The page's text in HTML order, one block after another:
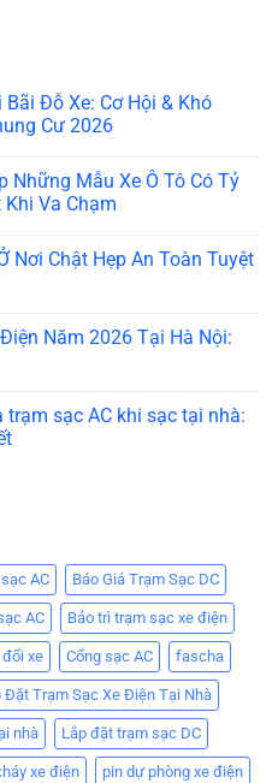
Đỗ Xe: Cơ Hội & Khó
Cư 2026
Những Mẫu Xe Ô Tô Có Tỷ
Va Chạm
Nơi Chật Hẹp An Toàn Tuyệt
Năm 2026 Tại Hà Nội:
sạc AC khi sạc tại nhà:
AC Báo Giá Trạm Sạc DC
AC Bảo trì trạm sạc xe điện
đổi xe Cổng sạc AC fascha
Đặt Trạm Sạc Xe Điện Tại Nhà
nhà Lắp đặt trạm sạc DC
xe điện pin dự phòng xe điện